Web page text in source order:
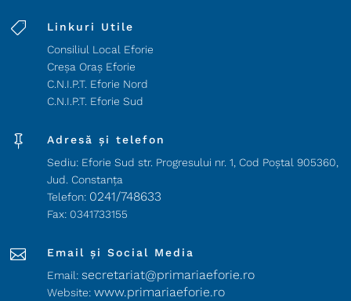

Linkuri Utile
Consiliul Local Eforie
Creșa Oraș Eforie
C.N.I.P.T. Eforie Nord
C.N.I.P.T. Eforie Sud

Adresă și telefon
Sediu: Eforie Sud str. Progresului nr. 1, Cod Poştal 905360,
Jud. Constanţa
Telefon: 0241/748633
Fax: 0341733155

Email și Social Media
Email:secretariat@primariaeforie.ro
Website:www.primariaeforie.ro